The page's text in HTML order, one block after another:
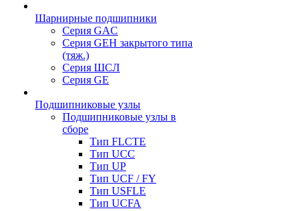
Шарнирные подшипники
Серия GAC
Серия GEH закрытого типа
(тяж.)
Серия ШСЛ
Серия GE
Подшипниковые узлы
Подшипниковые узлы в
сборе
Тип FLCTE
Тип UCC
Тип UP
Тип UCF / FY
Тип USFLE
Тип UCFA